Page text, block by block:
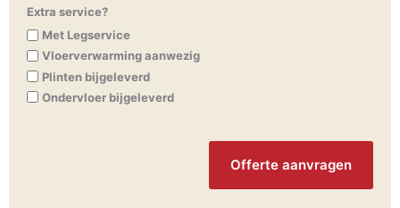
Extra service?
Met Legservice
Vloerverwarming aanwezig
Plinten bijgeleverd
Ondervloer bijgeleverd